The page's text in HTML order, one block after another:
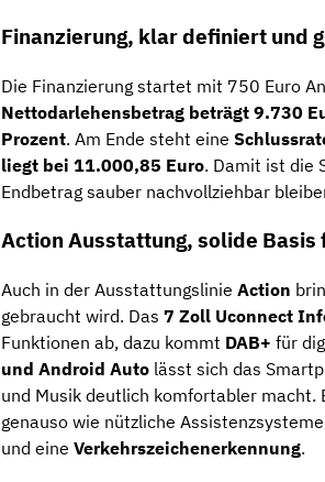
Finanzierung, klar definiert und
Die Finanzierung startet mit 750 Euro
Nettodarlehensbetrag beträgt 9.730
Prozent. Am Ende steht eine
liegt bei 11.000,85 Euro. Damit ist die
Endbetrag sauber nachvollziehbar
Action Ausstattung, solide Basis
Auch in der Ausstattungslinie Action
gebraucht wird. Das 7 Zoll Uconnect
Funktionen ab, dazu kommt DAB+ für
und Android Auto lässt sich das
und Musik deutlich komfortabler macht.
genauso wie nützliche
und eine Verkehrszeichenerkennung.